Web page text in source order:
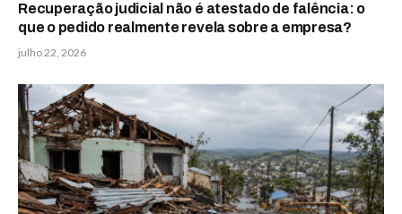
Recuperação judicial não é atestado de falência: o
que o pedido realmente revela sobre a empresa?
julho 22, 2026